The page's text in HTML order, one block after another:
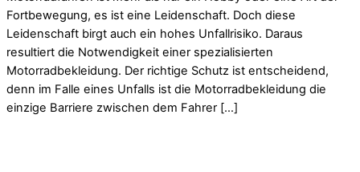
Fortbewegung, es ist eine Leidenschaft. Doch diese
Leidenschaft birgt auch ein hohes Unfallrisiko. Daraus
resultiert die Notwendigkeit einer spezialisierten
Motorradbekleidung. Der richtige Schutz ist entscheidend,
denn im Falle eines Unfalls ist die Motorradbekleidung die
einzige Barriere zwischen dem Fahrer […]